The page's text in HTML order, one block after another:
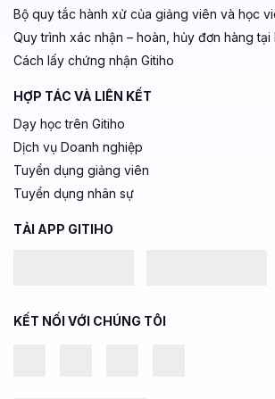
Bộ quy tắc hành xử của giảng viên và học
Quy trình xác nhận – hoàn, hủy đơn hàng tại
Cách lấy chứng nhận Gitiho
HỢP TÁC VÀ LIÊN KẾT
Dạy học trên Gitiho
Dịch vụ Doanh nghiệp
Tuyển dụng giảng viên
Tuyển dụng nhân sự
TẢI APP GITIHO
KẾT NỐI VỚI CHÚNG TÔI